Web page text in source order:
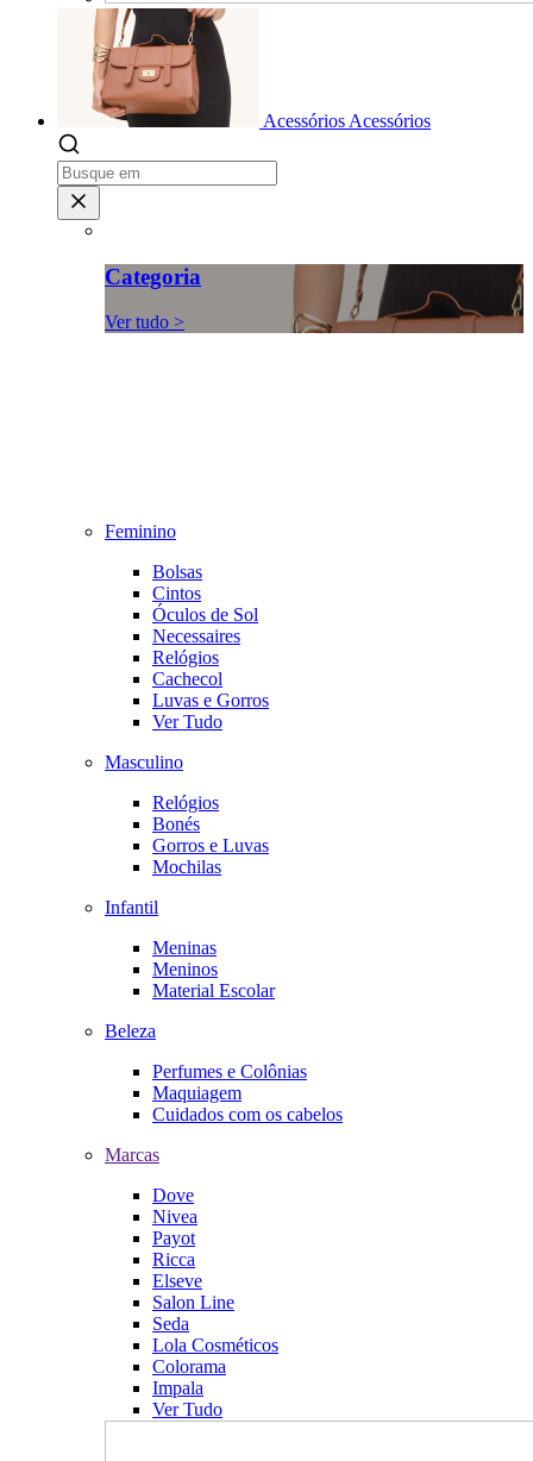
Acessórios Acessórios
Categoria
Ver tudo >
Feminino
Bolsas
Cintos
Óculos de Sol
Necessaires
Relógios
Cachecol
Luvas e Gorros
Ver Tudo
Masculino
Relógios
Bonés
Gorros e Luvas
Mochilas
Infantil
Meninas
Meninos
Material Escolar
Beleza
Perfumes e Colônias
Maquiagem
Cuidados com os cabelos
Marcas
Dove
Nivea
Payot
Ricca
Elseve
Salon Line
Seda
Lola Cosméticos
Colorama
Impala
Ver Tudo